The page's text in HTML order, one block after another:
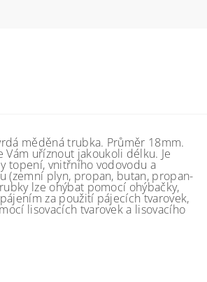
měděná trubka. Průměr 18mm.
Vám uříznout jakoukoli délku. Je
topení, vnitřního vodovodu a
(zemní plyn, propan, butan, propan-
lze ohýbat pomocí ohýbačky,
za použití pájecích tvarovek,
lisovacích tvarovek a lisovacího